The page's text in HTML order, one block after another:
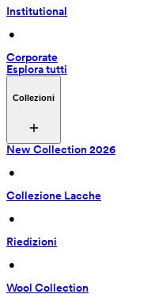
Institutional
•
Corporate
Esplora tutti
Collezioni
New Collection 2026
•
Collezione Lacche
•
Riedizioni
•
Wool Collection